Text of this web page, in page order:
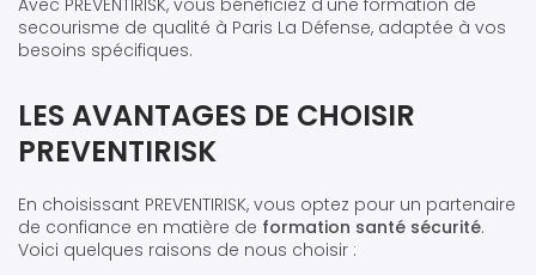
secourisme de qualité à Paris La Défense, adaptée à vos
besoins spécifiques.
LES AVANTAGES DE CHOISIR
PREVENTIRISK
En choisissant PREVENTIRISK, vous optez pour un partenaire
de confiance en matière de formation santé sécurité.
Voici quelques raisons de nous choisir :